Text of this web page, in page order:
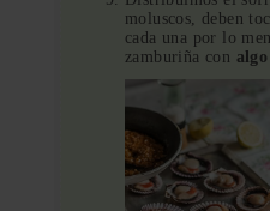
moluscos, deben
cada una por lo
zamburiña con